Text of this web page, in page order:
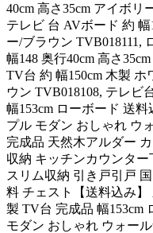
40cm 高さ35cm アイボリ
テレビ 台 AVボード 約 幅
ー/ブラウン TVB018111,
幅148 奥行40cm 高さ
TV台 約 幅150cm 木製
ウン TVB018108, テレビ
幅153cm ローボード 送
プル モダン おしゃれ ウ
完成品 天然木アルダー
収納 キッチンカウンタ
スリム収納 引き戸引戸
料 チェスト【送料込み
製 TV台 完成品 幅153cm
モダン おしゃれ ウォー